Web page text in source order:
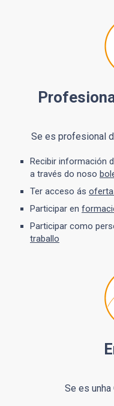
Se es profesional
Recibir información
a través do noso
Ter acceso ás
Participar en
Participar como
traballo
Se es